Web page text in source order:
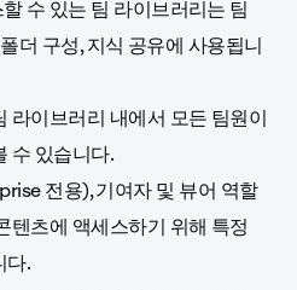
수 있는 팀 라이브러리는 팀
더 구성, 지식 공유에 사용됩니
라이브러리 내에서 모든 팀원이
수 있습니다.
전용), 기여자 및 뷰어 역할
텐츠에 액세스하기 위해 특정
다.